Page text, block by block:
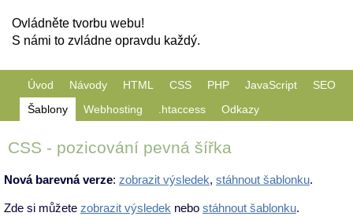
Ovládněte tvorbu webu!
S námi to zvládne opravdu každý.
Úvod Návody HTML CSS PHP JavaScript
SEO
Šablony
Webhosting .htaccess Odkazy
CSS - pozicování pevná šířka
Nová barevná verze: zobrazit výsledek, stáhnout šablonku.
Zde si můžete zobrazit výsledek nebo stáhnout šablonku.